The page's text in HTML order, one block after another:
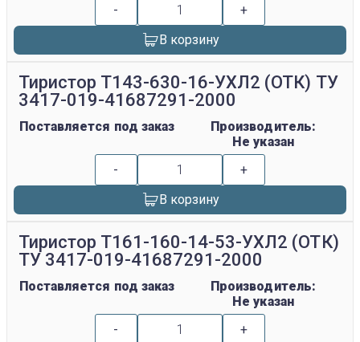
-
+
В корзину
Тиристор Т143-630-16-УХЛ2 (ОТК) ТУ
3417-019-41687291-2000
Поставляется под заказ
Производитель:
Не указан
-
+
В корзину
Тиристор Т161-160-14-53-УХЛ2 (ОТК)
ТУ 3417-019-41687291-2000
Поставляется под заказ
Производитель:
Не указан
-
+